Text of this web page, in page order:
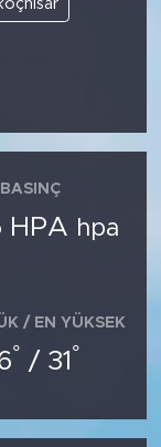
BASINÇ
HPA hpa
/ EN YÜKSEK
° / 31 °